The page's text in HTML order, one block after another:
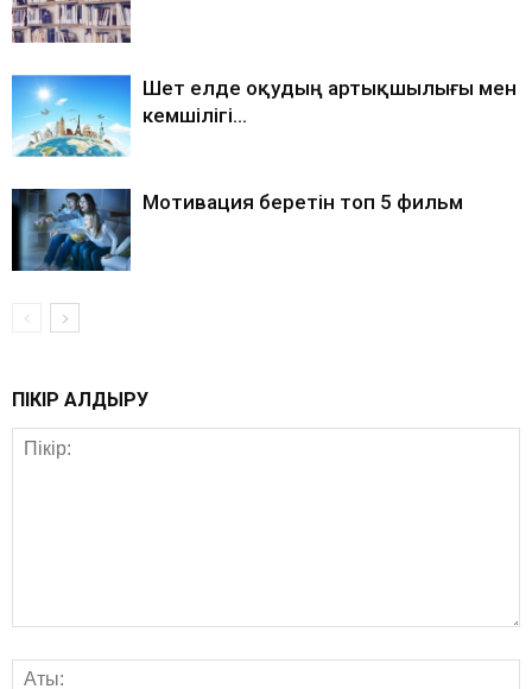
Шет елде оқудың артықшылығы мен
кемшілігі…
Мотивация беретін топ 5 фильм
ПІКІР ҚАЛДЫРУ